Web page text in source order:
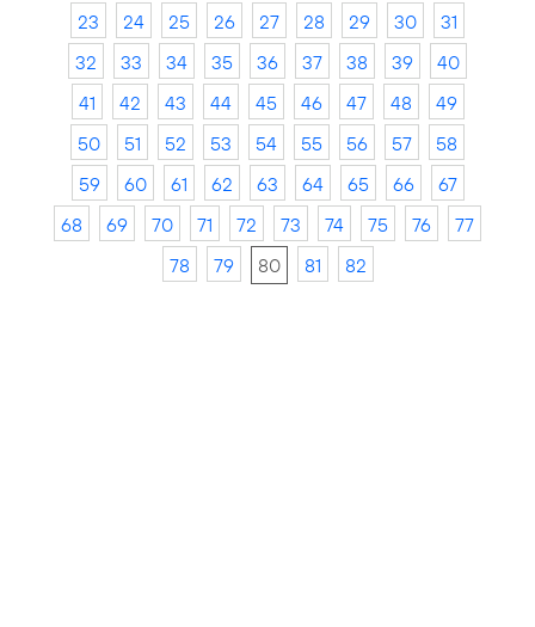
23
24 25 26 27 28 29 30
31
32
33 34 35 36 37 38 39
40
41
42 43 44 45 46 47 48
49
50
51 52 53 54 55 56 57
58
59
60 61 62 63 64 65 66
67
68
69 70 71 72 73 74 75 76
77
78
79 80 81 82